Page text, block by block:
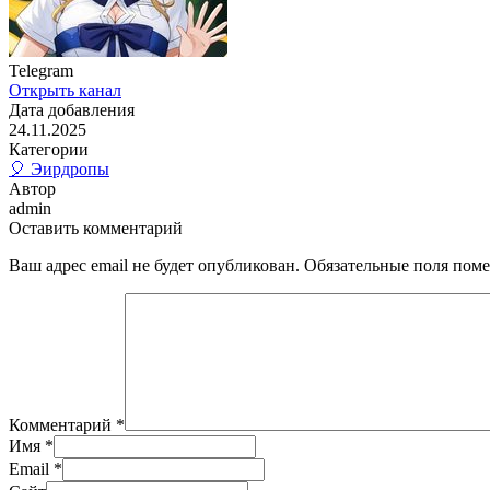
Telegram
Открыть канал
Дата добавления
24.11.2025
Категории
🎈 Эирдропы
Автор
admin
Оставить комментарий
Ваш адрес email не будет опубликован. Обязательные поля
Комментарий *
Имя *
Email *